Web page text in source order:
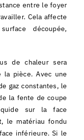
entre le foyer
Cela affecte
découpée,
de chaleur sera
la pièce. Avec une
gaz constantes, le
la fente de coupe
sur la face
le matériau fondu
inférieure. Si le